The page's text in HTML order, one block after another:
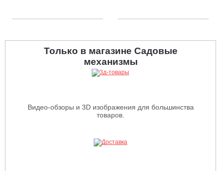
Только в магазине Садовые
механизмы
Видео-обзоры и 3D изображения для большинства
товаров.